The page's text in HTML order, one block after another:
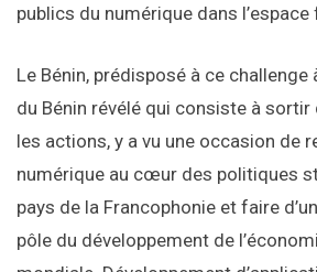
publics du numérique dans
Le Bénin, prédisposé à ce challenge
du Bénin révélé qui consiste à
les actions, y a vu une occasion de
numérique au cœur des politiques
pays de la Francophonie et faire
pôle du développement de